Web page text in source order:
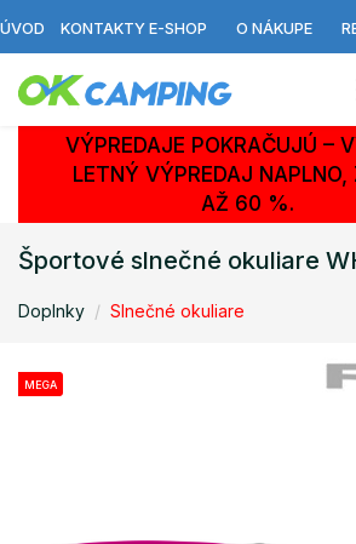
ÚVOD KONTAKTY E-SHOP O NÁKUPE
VÝPREDAJE POKRAČUJÚ –
LETNÝ VÝPREDAJ
AŽ 60 %.
Športové slnečné okuliare
Doplnky Slnečné okuliare
MEGA